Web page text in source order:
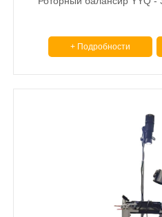
+ Подробности